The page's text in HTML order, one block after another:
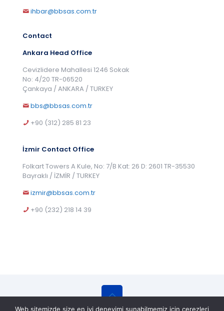
ihbar@bbsas.com.tr
Contact
Ankara Head Office
Cevizlidere Mahallesi 1246 Sokak
No: 4/20 TR-06520
Çankaya / ANKARA / TURKEY
bbs@bbsas.com.tr
+90 (312) 285 81 23
İzmir Contact Office
Folkart Towers A Kule, No: 7/B Kat: 26 D: 2601 TR-35530
Bayraklı / İZMİR / TURKEY
izmir@bbsas.com.tr
+90 (232) 218 14 39
Web sitemizde size en iyi deneyimi sunabilmemiz için çerezleri